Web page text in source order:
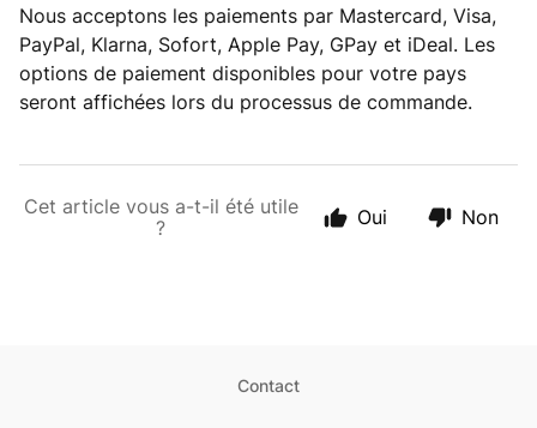
Nous acceptons les paiements par Mastercard, Visa,
PayPal, Klarna, Sofort, Apple Pay, GPay et iDeal. Les
options de paiement disponibles pour votre pays
seront affichées lors du processus de commande.
Cet article vous a-t-il été utile
?
Oui Non
Contact